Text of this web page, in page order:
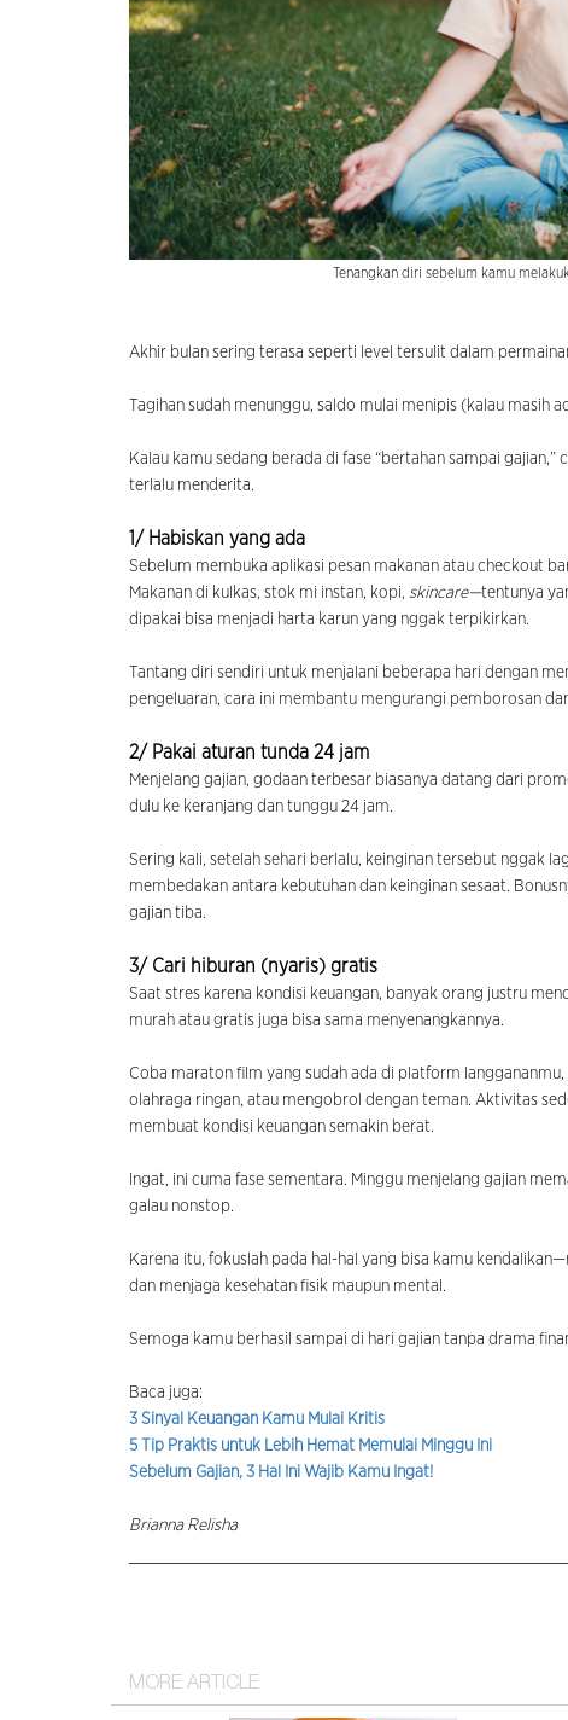
Tenangkan diri sebelum kamu
Akhir bulan sering terasa seperti level tersulit dalam
Tagihan sudah menunggu, saldo mulai menipis (kalau masih
Kalau kamu sedang berada di fase “bertahan sampai gajian,”
terlalu menderita.
1/ Habiskan yang ada
Sebelum membuka aplikasi pesan makanan atau checkout
Makanan di kulkas, stok mi instan, kopi, skincare—tentunya
dipakai bisa menjadi harta karun yang nggak terpikirkan.
Tantang diri sendiri untuk menjalani beberapa hari dengan
pengeluaran, cara ini membantu mengurangi pemborosan
2/ Pakai aturan tunda 24 jam
Menjelang gajian, godaan terbesar biasanya datang dari
dulu ke keranjang dan tunggu 24 jam.
Sering kali, setelah sehari berlalu, keinginan tersebut nggak
membedakan antara kebutuhan dan keinginan sesaat.
gajian tiba.
3/ Cari hiburan (nyaris) gratis
Saat stres karena kondisi keuangan, banyak orang justru
murah atau gratis juga bisa sama menyenangkannya.
Coba maraton film yang sudah ada di platform
olahraga ringan, atau mengobrol dengan teman. Aktivitas
membuat kondisi keuangan semakin berat.
Ingat, ini cuma fase sementara. Minggu menjelang gajian
galau nonstop.
Karena itu, fokuslah pada hal-hal yang bisa kamu
dan menjaga kesehatan fisik maupun mental.
Semoga kamu berhasil sampai di hari gajian tanpa drama
Baca juga:
3 Sinyal Keuangan Kamu Mulai Kritis
5 Tip Praktis untuk Lebih Hemat Memulai Minggu Ini
Sebelum Gajian, 3 Hal Ini Wajib Kamu Ingat!
Brianna Relisha
MORE ARTICLE